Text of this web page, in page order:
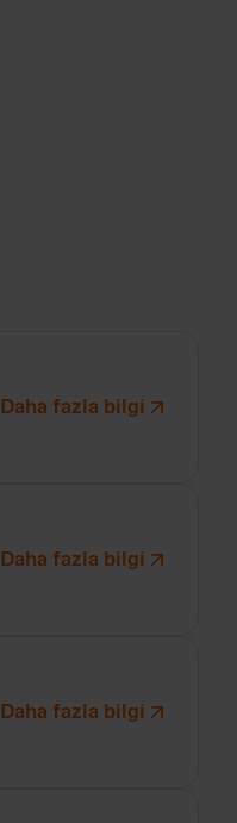
Daha fazla bilgi
Daha fazla bilgi
Daha fazla bilgi